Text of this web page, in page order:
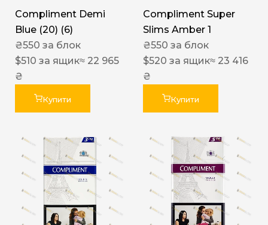
Compliment Demi
Blue (20) (6)
₴550 за блок
$510 за ящик≈ 22 965
₴
Купити
Compliment Super
Slims Amber 1
₴550 за блок
$520 за ящик≈ 23 416
₴
Купити